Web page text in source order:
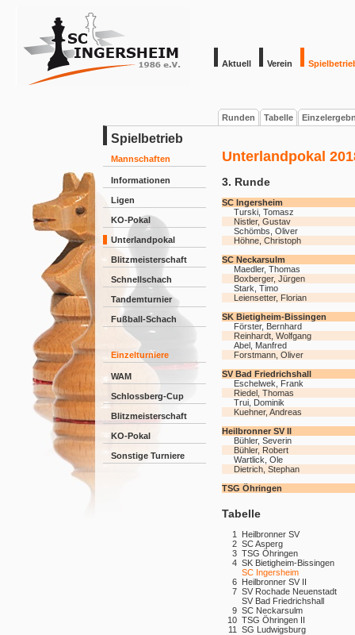
Aktuell Verein
Runden Tabelle
Spielbetrieb
Mannschaften
Informationen
Ligen
KO-Pokal
Unterlandpokal
Blitzmeisterschaft
Schnellschach
Tandemturnier
Fußball-Schach
Einzelturniere
WAM
Schlossberg-Cup
Blitzmeisterschaft
KO-Pokal
Sonstige Turniere
Unterlandpokal
3. Runde
SC Ingersheim
Turski, Tomasz
Nistler, Gustav
Schömbs, Oliver
Höhne, Christoph
SC Neckarsulm
Maedler, Thomas
Boxberger, Jürgen
Stark, Timo
Leiensetter, Florian
SK Bietigheim-Bissingen
Förster, Bernhard
Reinhardt, Wolfgang
Abel, Manfred
Forstmann, Oliver
SV Bad Friedrichshall
Eschelwek, Frank
Riedel, Thomas
Trui, Dominik
Kuehner, Andreas
Heilbronner SV II
Bühler, Severin
Bühler, Robert
Wartlick, Ole
Dietrich, Stephan
TSG Öhringen
Tabelle
1
Heilbronner SV
2 SC Asperg
3 TSG Öhringen
4 SK Bietigheim-Bissingen
SC Ingersheim
6 Heilbronner SV II
7 SV Rochade Neuenstadt
SV Bad Friedrichshall
9 SC Neckarsulm
10 TSG Öhringen II
11
SG Ludwigsburg